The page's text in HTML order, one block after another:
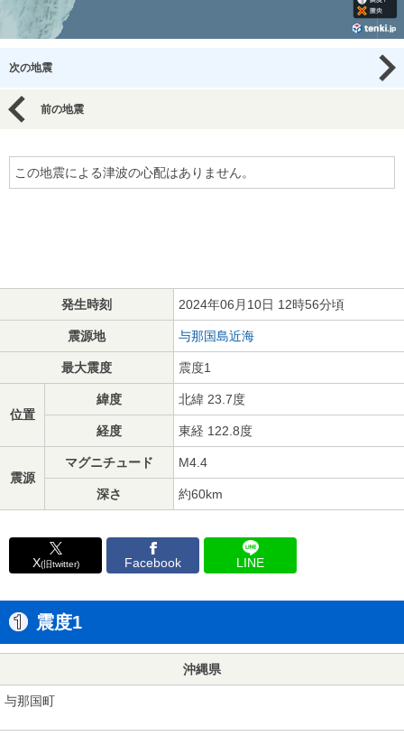
次の地震
前の地震
この地震による津波の心配はありません。
発生時刻 2024年06月10日 12時56分頃
震源地 与那国島近海
最大震度 震度1
位置
緯度 北緯 23.7度
経度 東経 122.8度
震源
マグニチュード M4.4
深さ 約60km
X(旧twitter) Facebook LINE
震度1
沖縄県
与那国町